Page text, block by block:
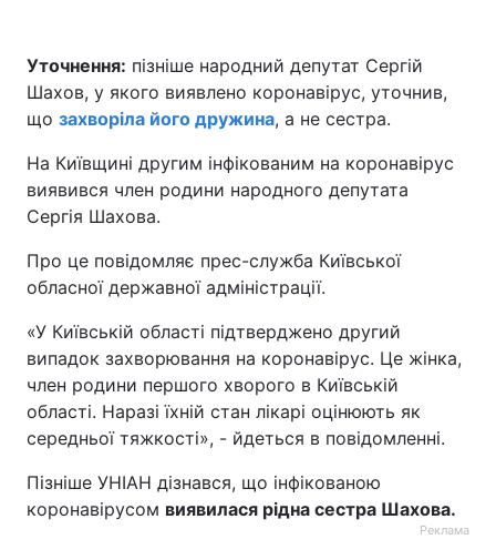
Уточнення: пізніше народний депутат Сергій
Шахов, у якого виявлено коронавірус, уточнив,
що захворіла його дружина, а не сестра.
На Київщині другим інфікованим на коронавірус
виявився член родини народного депутата
Сергія Шахова.
Про це повідомляє прес-служба Київської
обласної державної адміністрації.
«У Київській області підтверджено другий
випадок захворювання на коронавірус. Це жінка,
член родини першого хворого в Київській
області. Наразі їхній стан лікарі оцінюють як
середньої тяжкості», - йдеться в повідомленні.
Пізніше УНІАН дізнався, що інфікованою
коронавірусом виявилася рідна сестра Шахова.
Реклама